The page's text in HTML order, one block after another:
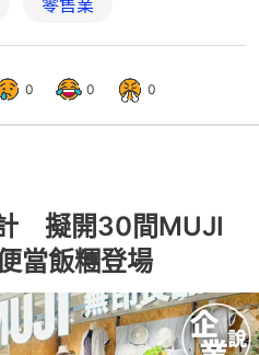
零售業
0 0 0
擬開30間MUJI
當飯糰登場